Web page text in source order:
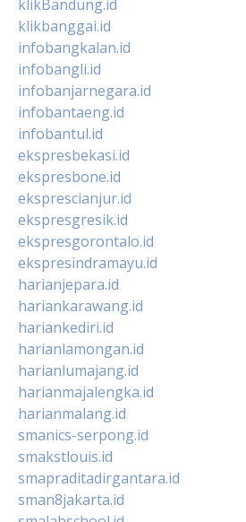
klikBandung.id
klikbanggai.id
infobangkalan.id
infobangli.id
infobanjarnegara.id
infobantaeng.id
infobantul.id
ekspresbekasi.id
ekspresbone.id
eksprescianjur.id
ekspresgresik.id
ekspresgorontalo.id
ekspresindramayu.id
harianjepara.id
hariankarawang.id
hariankediri.id
harianlamongan.id
harianlumajang.id
harianmajalengka.id
harianmalang.id
smanics-serpong.id
smakstlouis.id
smapraditadirgantara.id
sman8jakarta.id